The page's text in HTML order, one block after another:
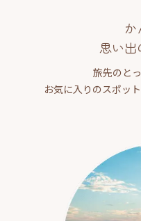
か
思い出
旅先のと
お気に入りのスポッ